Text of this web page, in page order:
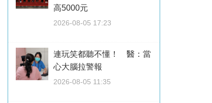
高5000元
2026-08-05 17:23
連玩笑都聽不懂！ 醫：當
心大腦拉警報
2026-08-05 11:35